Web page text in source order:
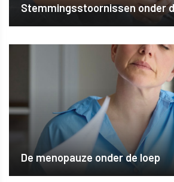
Stemmingsstoornissen onder
De menopauze onder de loep